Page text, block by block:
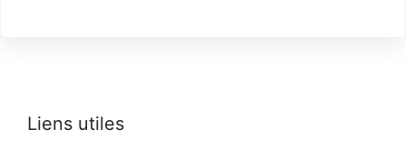
Liens utiles